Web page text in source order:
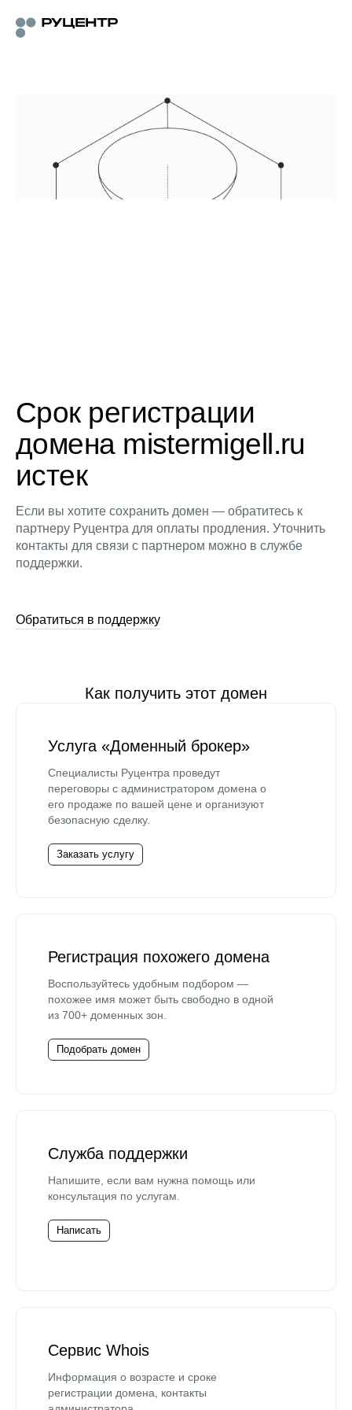
Срок регистрации
домена mistermigell.ru
истек
Если вы хотите сохранить домен — обратитесь к
партнеру Руцентра для оплаты продления. Уточнить
контакты для связи с партнером можно в службе
поддержки.
Обратиться в поддержку
Как получить этот домен
Услуга «Доменный брокер»
Специалисты Руцентра проведут
переговоры с администратором домена о
его продаже по вашей цене и организуют
безопасную сделку.
Заказать услугу
Регистрация похожего домена
Воспользуйтесь удобным подбором —
похожее имя может быть свободно в одной
из 700+ доменных зон.
Подобрать домен
Служба поддержки
Напишите, если вам нужна помощь или
консультация по услугам.
Написать
Сервис Whois
Информация о возрасте и сроке
регистрации домена, контакты